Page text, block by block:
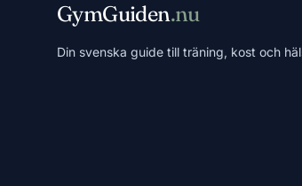
GymGuiden.nu
Din svenska guide till träning, kost och